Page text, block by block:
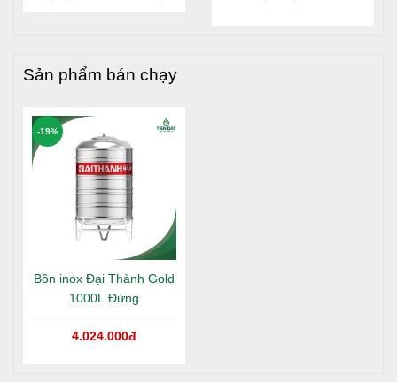
Chính hãng - Đúng chất lượng, cam kết bồi thường
hãng.
Đảm bảo chăm sóc từ đội ngũ nhân viên kĩ thuật và
bán hàng trong và sau quá trình sử dụng sản phẩm.
Đăt hàng ngay để chúng tôi phục vụ tốt nhất cho Quý
khách Hotline:1800 646486
Sản phẩm bán chạy
Bồn inox Đại Thành Gold
1000L Đứng
4.024.000đ
-19%